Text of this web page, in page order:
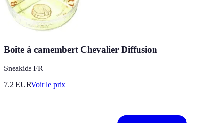
Boite à camembert Chevalier Diffusion
Sneakids FR
7.2 EURVoir le prix